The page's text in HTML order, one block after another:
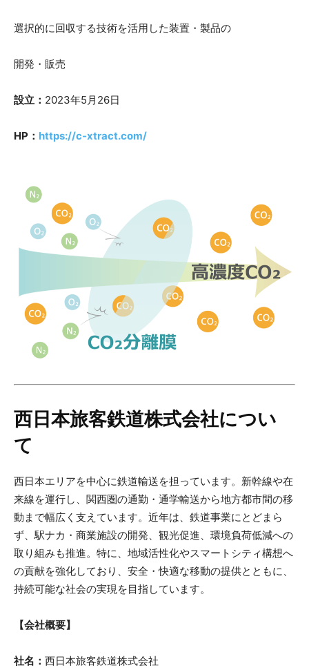
選択的に回収する技術を活用した装置・製品の
開発・販売
設立： 2023年5月26日
HP： https://c-xtract.com/
西日本旅客鉄道株式会社につい
て
西日本エリアを中心に鉄道輸送を担っています。新幹線や在
来線を運行し、関西圏の通勤・通学輸送から地方都市間の移
動まで幅広く支えています。近年は、鉄道事業にとどまら
ず、駅ナカ・商業施設の開発、観光促進、環境負荷低減への
取り組みも推進。特に、地域活性化やスマートシティ構想へ
の貢献を強化しており、安全・快適な移動の提供とともに、
持続可能な社会の実現を目指しています。
【会社概要】
社名： 西日本旅客鉄道株式会社